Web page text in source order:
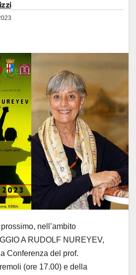
nell’ambito
A RUDOLF NUREYEV,
Conferenza del prof.
(ore 17.00) e della